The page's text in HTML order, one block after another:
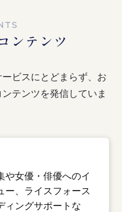
ンテンツ
ビスにとどまらず、お
テンツを発信していま
や女優・俳優へのイ
ー、ライスフォース
ィングサポートな